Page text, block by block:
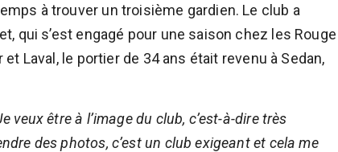
à trouver un troisième gardien. Le club a
qui s’est engagé pour une saison chez les Rouge
Laval, le portier de 34 ans était revenu à Sedan,
veux être à l’image du club, c’est-à-dire très
des photos, c’est un club exigeant et cela me